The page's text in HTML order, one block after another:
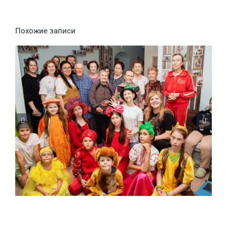
Похожие записи
Волонтеры в Тёплом Доме